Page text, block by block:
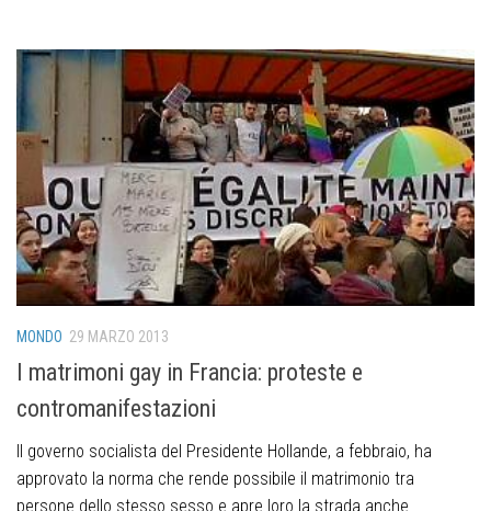
MONDO 29 MARZO 2013
I matrimoni gay in Francia: proteste e
contromanifestazioni
Il governo socialista del Presidente Hollande, a febbraio, ha
approvato la norma che rende possibile il matrimonio tra
persone dello stesso sesso e apre loro la strada anche